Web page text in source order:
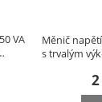
VA
Měnič
s trvalým